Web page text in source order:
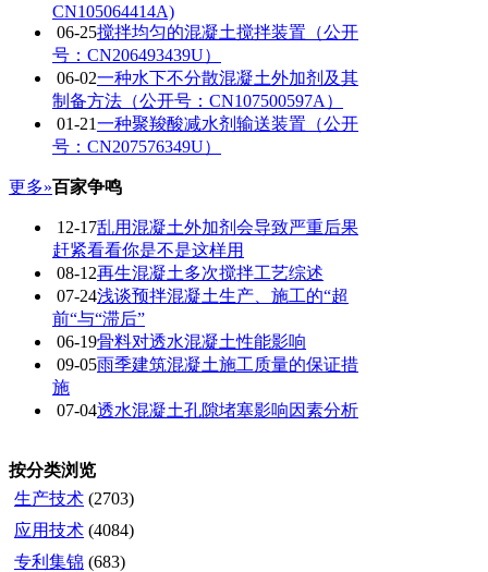
CN105064414A)
06-25搅拌均匀的混凝土搅拌装置（公开
号：CN206493439U）
06-02一种水下不分散混凝土外加剂及其
制备方法（公开号：CN107500597A）
01-21一种聚羧酸减水剂输送装置（公开
号：CN207576349U）
更多»百家争鸣
12-17乱用混凝土外加剂会导致严重后果
赶紧看看你是不是这样用
08-12再生混凝土多次搅拌工艺综述
07-24浅谈预拌混凝土生产、施工的“超
前“与“滞后”
06-19骨料对透水混凝土性能影响
09-05雨季建筑混凝土施工质量的保证措
施
07-04透水混凝土孔隙堵塞影响因素分析
按分类浏览
生产技术 (2703)
应用技术 (4084)
专利集锦 (683)